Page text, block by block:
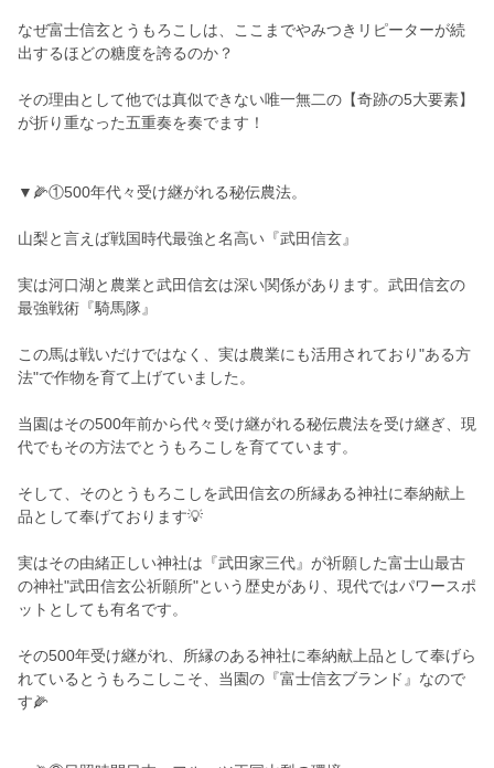
なぜ富士信玄とうもろこしは、ここまでやみつきリピーターが続
出するほどの糖度を誇るのか？
その理由として他では真似できない唯一無二の【奇跡の5大要素】
が折り重なった五重奏を奏でます！
▼🌽①500年代々受け継がれる秘伝農法。
山梨と言えば戦国時代最強と名高い『武田信玄』
実は河口湖と農業と武田信玄は深い関係があります。武田信玄の
最強戦術『騎馬隊』
この馬は戦いだけではなく、実は農業にも活用されており"ある方
法"で作物を育て上げていました。
当園はその500年前から代々受け継がれる秘伝農法を受け継ぎ、現
代でもその方法でとうもろこしを育てています。
そして、そのとうもろこしを武田信玄の所縁ある神社に奉納献上
品として奉げております💡
実はその由緒正しい神社は『武田家三代』が祈願した富士山最古
の神社"武田信玄公祈願所"という歴史があり、現代ではパワースポ
ットとしても有名です。
その500年受け継がれ、所縁のある神社に奉納献上品として奉げら
れているとうもろこしこそ、当園の『富士信玄ブランド』なので
す🌽